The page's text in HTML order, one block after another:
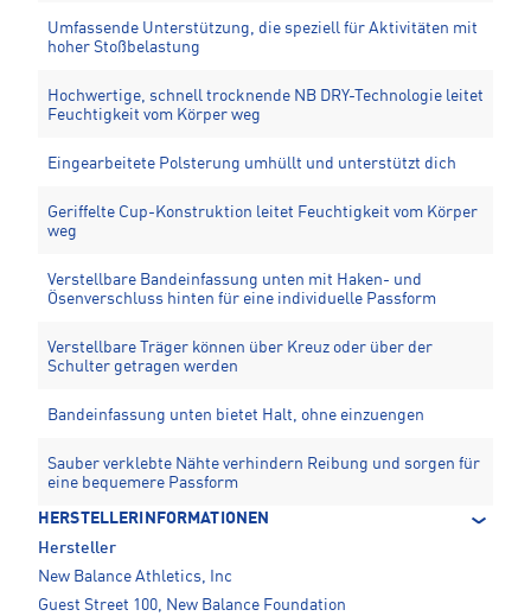
Umfassende Unterstützung, die speziell für Aktivitäten mit
hoher Stoßbelastung
Hochwertige, schnell trocknende NB DRY-Technologie leitet
Feuchtigkeit vom Körper weg
Eingearbeitete Polsterung umhüllt und unterstützt dich
Geriffelte Cup-Konstruktion leitet Feuchtigkeit vom Körper
weg
Verstellbare Bandeinfassung unten mit Haken- und
Ösenverschluss hinten für eine individuelle Passform
Verstellbare Träger können über Kreuz oder über der
Schulter getragen werden
Bandeinfassung unten bietet Halt, ohne einzuengen
Sauber verklebte Nähte verhindern Reibung und sorgen für
eine bequemere Passform
HERSTELLERINFORMATIONEN
Hersteller
New Balance Athletics, Inc
Guest Street 100, New Balance Foundation